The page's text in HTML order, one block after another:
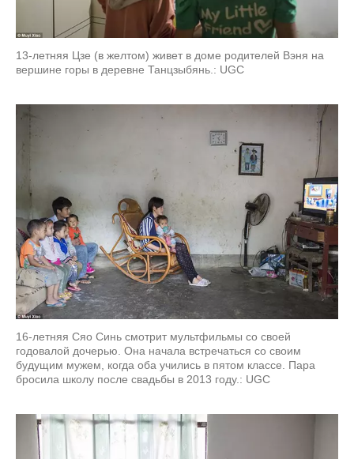
13-летняя Цзе (в желтом) живет в доме родителей Вэня на
вершине горы в деревне Танцзыбянь.: UGC
16-летняя Сяо Синь смотрит мультфильмы со своей
годовалой дочерью. Она начала встречаться со своим
будущим мужем, когда оба учились в пятом классе. Пара
бросила школу после свадьбы в 2013 году.: UGC